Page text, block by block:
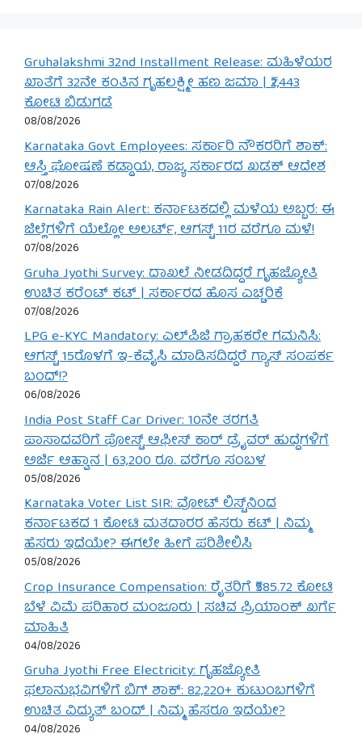
Gruhalakshmi 32nd Installment Release: ಮಹಿಳೆಯರ
ಖಾತೆಗೆ 32ನೇ ಕಂತಿನ ಗೃಹಲಕ್ಷ್ಮೀ ಹಣ ಜಮಾ | ₹2,443
ಕೋಟಿ ಬಿಡುಗಡೆ
08/08/2026
Karnataka Govt Employees: ಸರ್ಕಾರಿ ನೌಕರರಿಗೆ ಶಾಕ್:
ಆಸ್ತಿ ಘೋಷಣೆ ಕಡ್ಡಾಯ, ರಾಜ್ಯ ಸರ್ಕಾರದ ಖಡಕ್ ಆದೇಶ
07/08/2026
Karnataka Rain Alert: ಕರ್ನಾಟಕದಲ್ಲಿ ಮಳೆಯ ಅಬ್ಬರ: ಈ
ಜಿಲ್ಲೆಗಳಿಗೆ ಯೆಲ್ಲೋ ಅಲರ್ಟ್, ಆಗಸ್ಟ್ 11ರ ವರೆಗೂ ಮಳೆ!
07/08/2026
Gruha Jyothi Survey: ದಾಖಲೆ ನೀಡದಿದ್ದರೆ ಗೃಹಜ್ಯೋತಿ
ಉಚಿತ ಕರೆಂಟ್ ಕಟ್ | ಸರ್ಕಾರದ ಹೊಸ ಎಚ್ಚರಿಕೆ
07/08/2026
LPG e-KYC Mandatory: ಎಲ್‌ಪಿಜಿ ಗ್ರಾಹಕರೇ ಗಮನಿಸಿ:
ಆಗಸ್ಟ್ 15ರೊಳಗೆ ಇ-ಕೆವೈಸಿ ಮಾಡಿಸದಿದ್ದರೆ ಗ್ಯಾಸ್ ಸಂಪರ್ಕ
ಬಂದ್!?
06/08/2026
India Post Staff Car Driver: 10ನೇ ತರಗತಿ
ಪಾಸಾದವರಿಗೆ ಪೋಸ್ಟ್ ಆಫೀಸ್ ಕಾರ್ ಡ್ರೈವರ್ ಹುದ್ದೆಗಳಿಗೆ
ಅರ್ಜಿ ಆಹ್ವಾನ | 63,200 ರೂ. ವರೆಗೂ ಸಂಬಳ
05/08/2026
Karnataka Voter List SIR: ವೋಟ್ ಲಿಸ್ಟ್‌ನಿಂದ
ಕರ್ನಾಟಕದ 1 ಕೋಟಿ ಮತದಾರರ ಹೆಸರು ಕಟ್ | ನಿಮ್ಮ
ಹೆಸರು ಇದೆಯೇ? ಈಗಲೇ ಹೀಗೆ ಪರಿಶೀಲಿಸಿ
05/08/2026
Crop Insurance Compensation: ರೈತರಿಗೆ ₹585.72 ಕೋಟಿ
ಬೆಳೆ ವಿಮೆ ಪರಿಹಾರ ಮಂಜೂರು | ಸಚಿವ ಪ್ರಿಯಾಂಕ್ ಖರ್ಗೆ
ಮಾಹಿತಿ
04/08/2026
Gruha Jyothi Free Electricity: ಗೃಹಜ್ಯೋತಿ
ಫಲಾನುಭವಿಗಳಿಗೆ ಬಿಗ್ ಶಾಕ್: 82,220+ ಕುಟುಂಬಗಳಿಗೆ
ಉಚಿತ ವಿದ್ಯುತ್ ಬಂದ್ | ನಿಮ್ಮ ಹೆಸರೂ ಇದೆಯೇ?
04/08/2026